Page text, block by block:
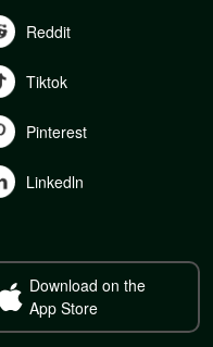
Reddit
Tiktok
Pinterest
Linkedln
Download on the
App Store